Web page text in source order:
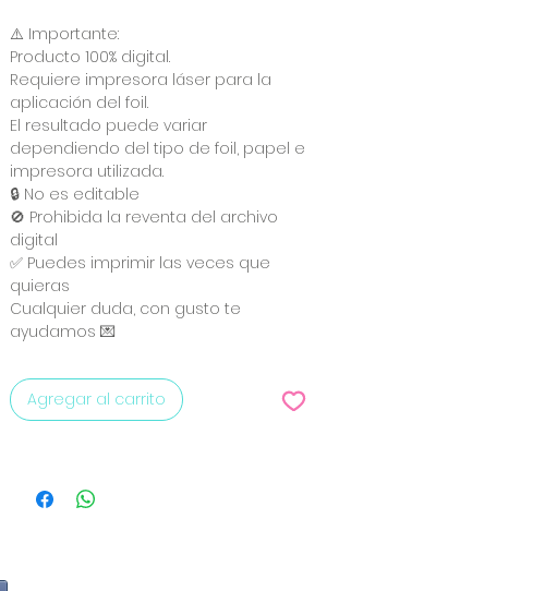
⚠️ Importante:
Producto 100% digital.
Requiere impresora láser para la
aplicación del foil.
El resultado puede variar
dependiendo del tipo de foil, papel e
impresora utilizada.
🔒 No es editable
🚫 Prohibida la reventa del archivo
digital
✅ Puedes imprimir las veces que
quieras
Cualquier duda, con gusto te
ayudamos 💌
Agregar al carrito